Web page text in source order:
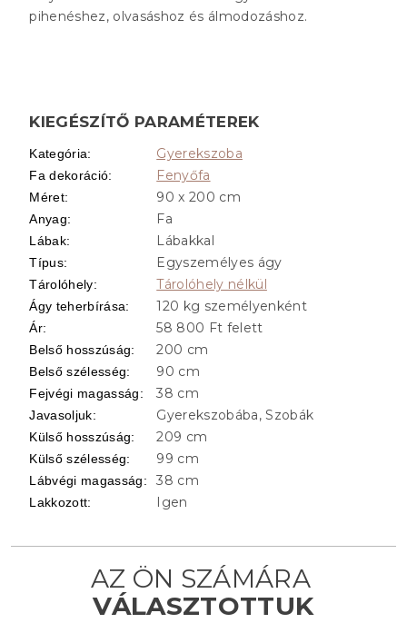
pihenéshez, olvasáshoz és álmodozáshoz.
KIEGÉSZÍTŐ PARAMÉTEREK
Kategória: Gyerekszoba
Fa dekoráció: Fenyőfa
Méret: 90 x 200 cm
Anyag: Fa
Lábak: Lábakkal
Típus: Egyszemélyes ágy
Tárolóhely: Tárolóhely nélkül
Ágy teherbírása: 120 kg személyenként
Ár: 58 800 Ft felett
Belső hosszúság: 200 cm
Belső szélesség: 90 cm
Fejvégi magasság: 38 cm
Javasoljuk: Gyerekszobába, Szobák
Külső hosszúság: 209 cm
Külső szélesség: 99 cm
Lábvégi magasság: 38 cm
Lakkozott: Igen